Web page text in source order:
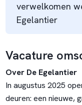
verwelkomen
Egelantier
Vacature
Over De Egelantier
In augustus 2025
deuren: een nieuwe,